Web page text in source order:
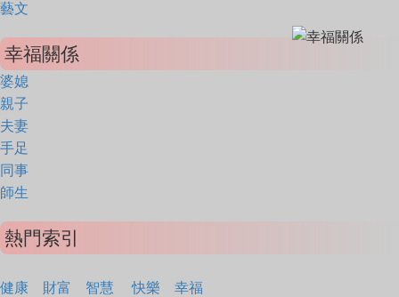
藝文
幸福關係
婆媳
親子
夫妻
手足
同事
師生
熱門索引
健康 財富 智慧 快樂 幸福